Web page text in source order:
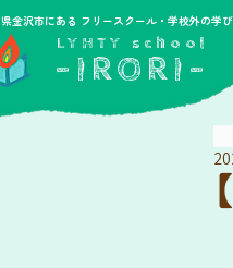
金沢市にある フリースクール・学校外の学
​LYHTY school
-IRORI-